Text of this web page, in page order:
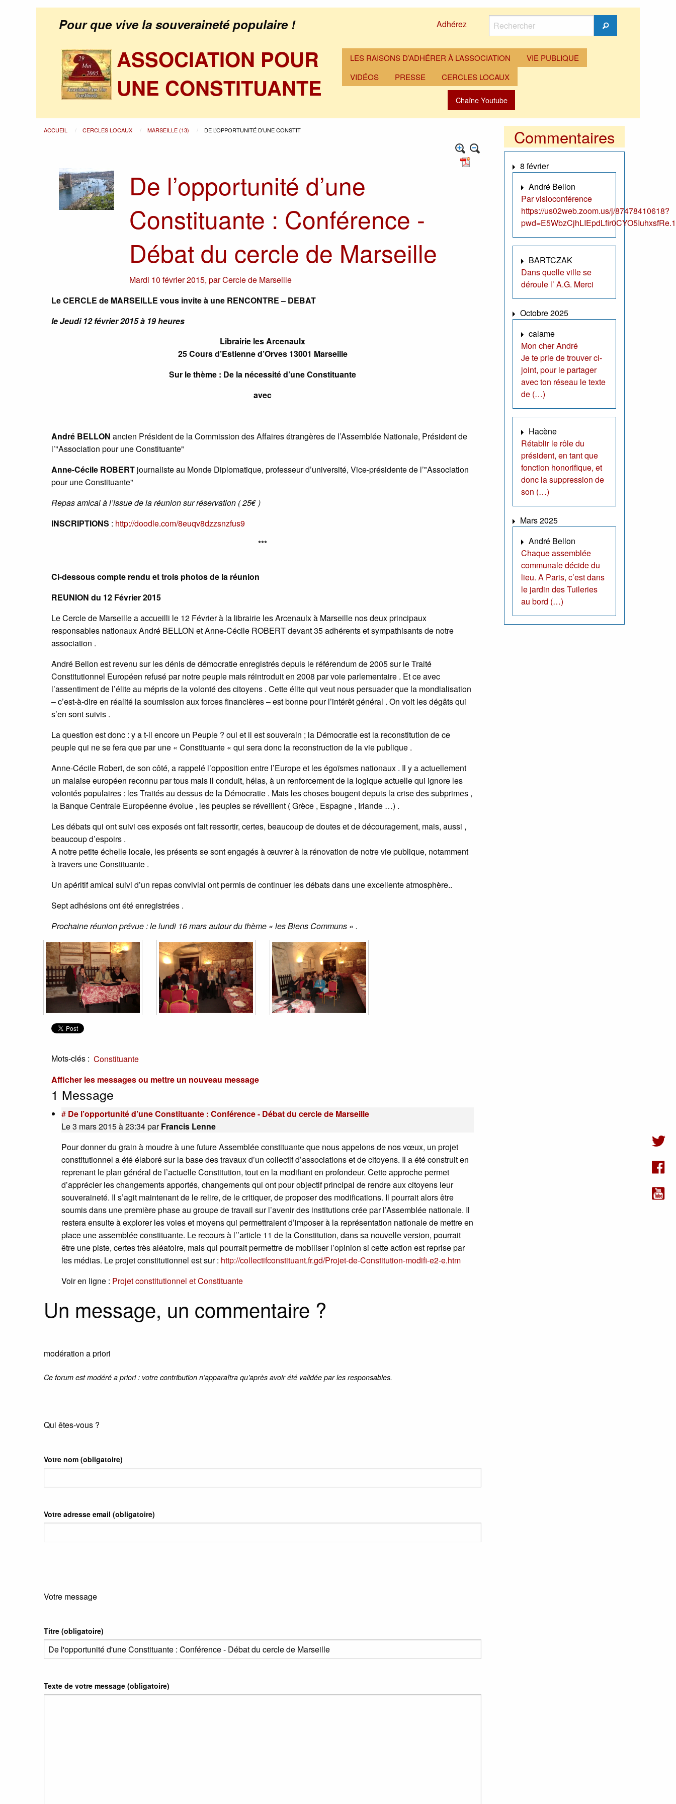
Pour que vive la souveraineté populaire ! Adhérez
Rechercher
Rechercher
ASSOCIATION POUR
UNE CONSTITUANTE
LES RAISONS D’ADHÉRER À L’ASSOCIATION
VIE PUBLIQUE
VIDÉOS
PRESSE CERCLES LOCAUX
Chaîne Youtube
ACCUEIL CERCLES LOCAUX MARSEILLE (13) DE L’OPPORTUNITÉ D’UNE CONSTIT
De l’opportunité d’une
Constituante : Conférence -
Débat du cercle de Marseille
Mardi 10 février 2015,parCercle de Marseille
Le CERCLE de MARSEILLE vous invite à une RENCONTRE – DEBAT
le Jeudi 12 février 2015 à 19 heures
Librairie les Arcenaulx
25 Cours d’Estienne d’Orves 13001 Marseille
Sur le thème : De la nécessité d’une Constituante
avec
André BELLON ancien Président de la Commission des Affaires étrangères de l’Assemblée Nationale, Président de
l’"Association pour une Constituante"
Anne-Cécile ROBERT journaliste au Monde Diplomatique, professeur d’université, Vice-présidente de l’"Association
pour une Constituante"
Repas amical à l’issue de la réunion sur réservation ( 25€ )
INSCRIPTIONS : http://doodle.com/8euqv8dzzsnzfus9
***
Ci-dessous compte rendu et trois photos de la réunion
REUNION du 12 Février 2015
Le Cercle de Marseille a accueilli le 12 Février à la librairie les Arcenaulx à Marseille nos deux principaux
responsables nationaux André BELLON et Anne-Cécile ROBERT devant 35 adhérents et sympathisants de notre
association .
André Bellon est revenu sur les dénis de démocratie enregistrés depuis le référendum de 2005 sur le Traité
Constitutionnel Européen refusé par notre peuple mais réintroduit en 2008 par voie parlementaire . Et ce avec
l’assentiment de l’élite au mépris de la volonté des citoyens . Cette élite qui veut nous persuader que la mondialisation
– c’est-à-dire en réalité la soumission aux forces financières – est bonne pour l’intérêt général . On voit les dégâts qui
s’en sont suivis .
La question est donc : y a t-il encore un Peuple ? oui et il est souverain ; la Démocratie est la reconstitution de ce
peuple qui ne se fera que par une « Constituante « qui sera donc la reconstruction de la vie publique .
Anne-Cécile Robert, de son côté, a rappelé l’opposition entre l’Europe et les égoïsmes nationaux . Il y a actuellement
un malaise européen reconnu par tous mais il conduit, hélas, à un renforcement de la logique actuelle qui ignore les
volontés populaires : les Traités au dessus de la Démocratie . Mais les choses bougent depuis la crise des subprimes ,
la Banque Centrale Européenne évolue , les peuples se réveillent ( Grèce , Espagne , Irlande …) .
Les débats qui ont suivi ces exposés ont fait ressortir, certes, beaucoup de doutes et de découragement, mais, aussi ,
beaucoup d’espoirs .
A notre petite échelle locale, les présents se sont engagés à œuvrer à la rénovation de notre vie publique, notamment
à travers une Constituante .
Un apéritif amical suivi d’un repas convivial ont permis de continuer les débats dans une excellente atmosphère..
Sept adhésions ont été enregistrées .
Prochaine réunion prévue : le lundi 16 mars autour du thème « les Biens Communs « .
Mots-clés : Constituante
Afficher les messages ou mettre un nouveau message
1 Message
# De l’opportunité d’une Constituante : Conférence - Débat du cercle de Marseille
Le 3 mars 2015 à 23:34parFrancis Lenne
Pour donner du grain à moudre à une future Assemblée constituante que nous appelons de nos vœux, un projet
constitutionnel a été élaboré sur la base des travaux d’un collectif d’associations et de citoyens. Il a été construit en
reprenant le plan général de l’actuelle Constitution, tout en la modifiant en profondeur. Cette approche permet
d’apprécier les changements apportés, changements qui ont pour objectif principal de rendre aux citoyens leur
souveraineté. Il s’agit maintenant de le relire, de le critiquer, de proposer des modifications. Il pourrait alors être
soumis dans une première phase au groupe de travail sur l’avenir des institutions crée par l’Assemblée nationale. Il
restera ensuite à explorer les voies et moyens qui permettraient d’imposer à la représentation nationale de mettre en
place une assemblée constituante. Le recours à l’’article 11 de la Constitution, dans sa nouvelle version, pourrait
être une piste, certes très aléatoire, mais qui pourrait permettre de mobiliser l’opinion si cette action est reprise par
les médias. Le projet constitutionnel est sur : http://collectifconstituant.fr.gd/Projet-de-Constitution-modifi-e2-e.htm
Voir en ligne : Projet constitutionnel et Constituante
Un message, un commentaire ?
modération a priori
Ce forum est modéré a priori : votre contribution n’apparaîtra qu’après avoir été validée par les responsables.
Qui êtes-vous ?
Votre nom (obligatoire)
Votre adresse email (obligatoire)
Votre message
Titre (obligatoire)
Texte de votre message (obligatoire)
Commentaires
8 février
André Bellon
Par visioconférence
https://us02web.zoom.us/j/87478410618?
BARTCZAK
Dans quelle ville se
déroule l’ A.G. Merci
Octobre 2025
calame
Mon cher André
Je te prie de trouver ci-
joint, pour le partager
avec ton réseau le texte
de (…)
Hacène
Rétablir le rôle du
président, en tant que
fonction honorifique, et
donc la suppression de
son (…)
Mars 2025
André Bellon
Chaque assemblée
communale décide du
lieu. A Paris, c’est dans
le jardin des Tuileries
au bord (…)